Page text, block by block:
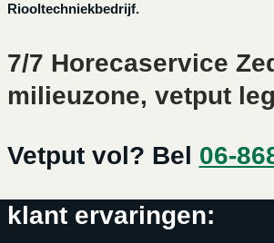
Riooltechniekbedrijf.
7/7 Horecaservice
milieuzone, vetput
Vetput vol? Bel 06-
klant ervaringen: